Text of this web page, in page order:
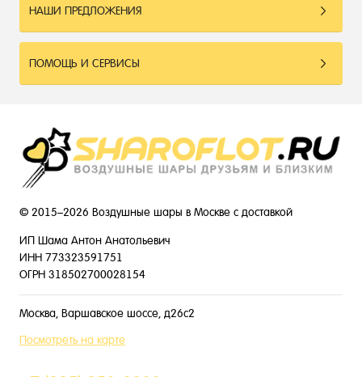
НАШИ ПРЕДЛОЖЕНИЯ
ПОМОЩЬ И СЕРВИСЫ
© 2015–2026 Воздушные шары в Москве с доставкой
ИП Шама Антон Анатольевич
ИНН 773323591751
ОГРН 318502700028154
Москва, Варшавское шоссе, д26с2
Посмотреть на карте